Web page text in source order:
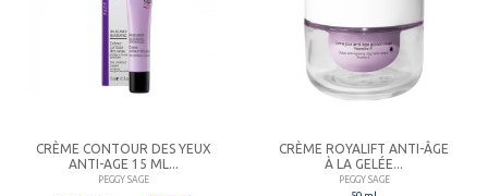
CRÈME CONTOUR DES YEUX
ANTI-AGE 15 ML...
PEGGY SAGE
CRÈME ROYALIFT ANTI-ÂGE
À LA GELÉE...
PEGGY SAGE